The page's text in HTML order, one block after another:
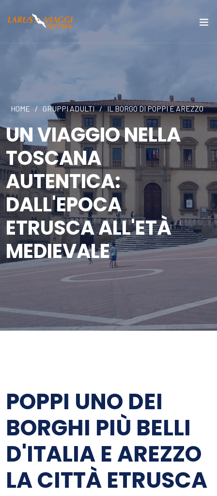
HOME / GRUPPI ADULTI / IL BORGO DI POPPI E AREZZO
UN VIAGGIO NELLA
TOSCANA
AUTENTICA:
DALL'EPOCA
ETRUSCA ALL'ETÀ
MEDIEVALE
POPPI UNO DEI
BORGHI PIÙ BELLI
D'ITALIA E AREZZO
LA CITTÀ ETRUSCA